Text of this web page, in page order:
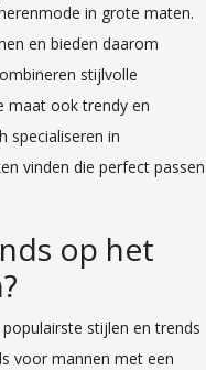
in grote maten.
en bieden daarom
stijlvolle
maat ook trendy en
specialiseren in
vinden die perfect passen
op het
stijlen en trends
voor mannen met een